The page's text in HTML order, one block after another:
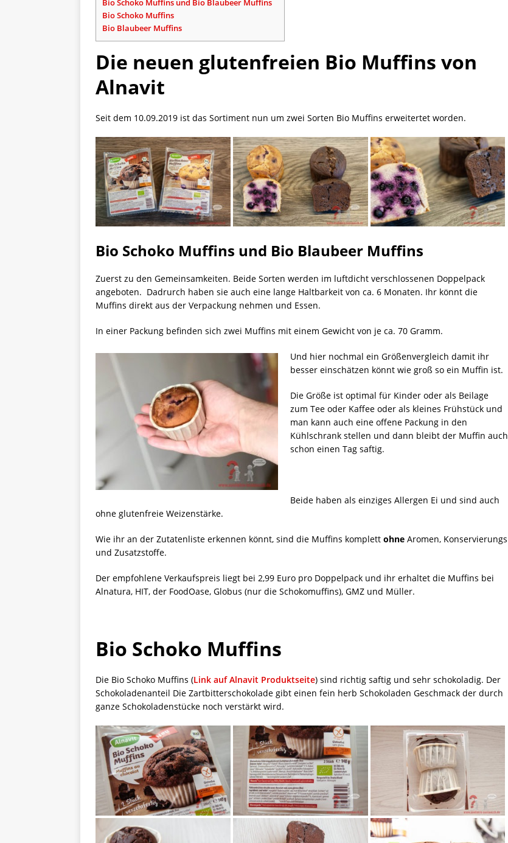
Bio Schoko Muffins und Bio Blaubeer Muffins
Bio Schoko Muffins
Bio Blaubeer Muffins
Die neuen glutenfreien Bio Muffins von
Alnavit
Seit dem 10.09.2019 ist das Sortiment nun um zwei Sorten Bio Muffins erweitertet worden.
Bio Schoko Muffins und Bio Blaubeer Muffins
Zuerst zu den Gemeinsamkeiten. Beide Sorten werden im luftdicht verschlossenen Doppelpack
angeboten. Dadrurch haben sie auch eine lange Haltbarkeit von ca. 6 Monaten. Ihr könnt die
Muffins direkt aus der Verpackung nehmen und Essen.
In einer Packung befinden sich zwei Muffins mit einem Gewicht von je ca. 70 Gramm.
Und hier nochmal ein Größenvergleich damit ihr
besser einschätzen könnt wie groß so ein Muffin ist.
Die Größe ist optimal für Kinder oder als Beilage
zum Tee oder Kaffee oder als kleines Frühstück und
man kann auch eine offene Packung in den
Kühlschrank stellen und dann bleibt der Muffin auch
schon einen Tag saftig.
Beide haben als einziges Allergen Ei und sind auch
ohne glutenfreie Weizenstärke.
Wie ihr an der Zutatenliste erkennen könnt, sind die Muffins komplett ohne Aromen, Konservierungs
und Zusatzstoffe.
Der empfohlene Verkaufspreis liegt bei 2,99 Euro pro Doppelpack und ihr erhaltet die Muffins bei
Alnatura, HIT, der FoodOase, Globus (nur die Schokomuffins), GMZ und Müller.
Bio Schoko Muffins
Die Bio Schoko Muffins (Link auf Alnavit Produktseite) sind richtig saftig und sehr schokoladig. Der
Schokoladenanteil Die Zartbitterschokolade gibt einen fein herb Schokoladen Geschmack der durch
ganze Schokoladenstücke noch verstärkt wird.